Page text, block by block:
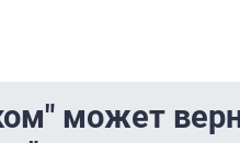
может